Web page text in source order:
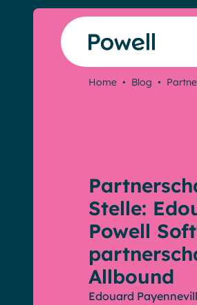
Skip to content
Home • Blog •
Stelle:
Powell
Allbound
Edouard